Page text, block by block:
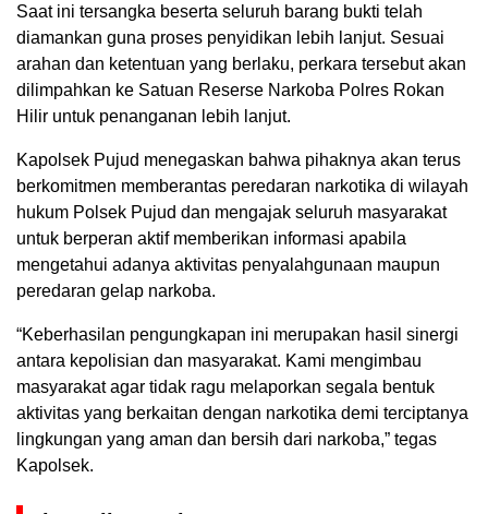
Saat ini tersangka beserta seluruh barang bukti telah
diamankan guna proses penyidikan lebih lanjut. Sesuai
arahan dan ketentuan yang berlaku, perkara tersebut akan
dilimpahkan ke Satuan Reserse Narkoba Polres Rokan
Hilir untuk penanganan lebih lanjut.
Kapolsek Pujud menegaskan bahwa pihaknya akan terus
berkomitmen memberantas peredaran narkotika di wilayah
hukum Polsek Pujud dan mengajak seluruh masyarakat
untuk berperan aktif memberikan informasi apabila
mengetahui adanya aktivitas penyalahgunaan maupun
peredaran gelap narkoba.
“Keberhasilan pengungkapan ini merupakan hasil sinergi
antara kepolisian dan masyarakat. Kami mengimbau
masyarakat agar tidak ragu melaporkan segala bentuk
aktivitas yang berkaitan dengan narkotika demi terciptanya
lingkungan yang aman dan bersih dari narkoba,” tegas
Kapolsek.